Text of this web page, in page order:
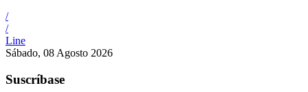
/
/
Line
Sábado, 08 Agosto 2026
Suscríbase